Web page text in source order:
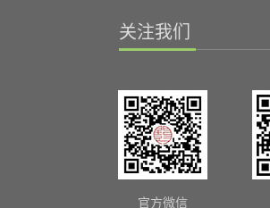
关注我们
官方微信